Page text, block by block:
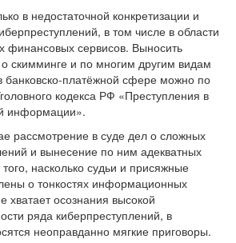
в недостаточной конкретизации и
в том числе в области
финансовых сервисов. Выносить
скимминге и по многим другим видам
банковско-платёжной сфере можно по
кодекса РФ «Преступления в
информации».
рассмотрение в суде дел о сложных
и вынесение по ним адекватных
того, насколько судьи и присяжные
о тонкостях информационных
хватает осознания высокой
ряда киберпреступлений, в
неоправданно мягкие приговоры.